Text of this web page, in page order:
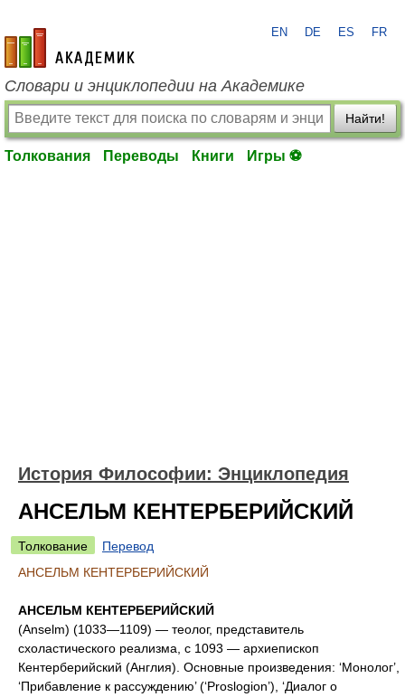
academic.ru
EN DE ES FR
Словари и энциклопедии на Академике
Найти!
Толкования Переводы Книги Игры ⚽
История Философии: Энциклопедия
АНСЕЛЬМ КЕНТЕРБЕРИЙСКИЙ
Толкование
Перевод
АНСЕЛЬМ КЕНТЕРБЕРИЙСКИЙ
АНСЕЛЬМ КЕНТЕРБЕРИЙСКИЙ
(Anselm) (1033—1109) — теолог, представитель
схоластического реализма, с 1093 — архиепископ
Кентерберийский (Англия). Основные произведения: ‘Монолог’,
‘Прибавление к рассуждению’ (‘Proslogion’), ‘Диалог о